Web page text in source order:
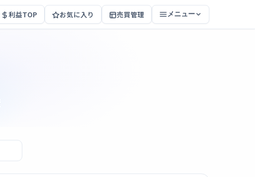
利益TOP お気に入り 売買管理 メニュー